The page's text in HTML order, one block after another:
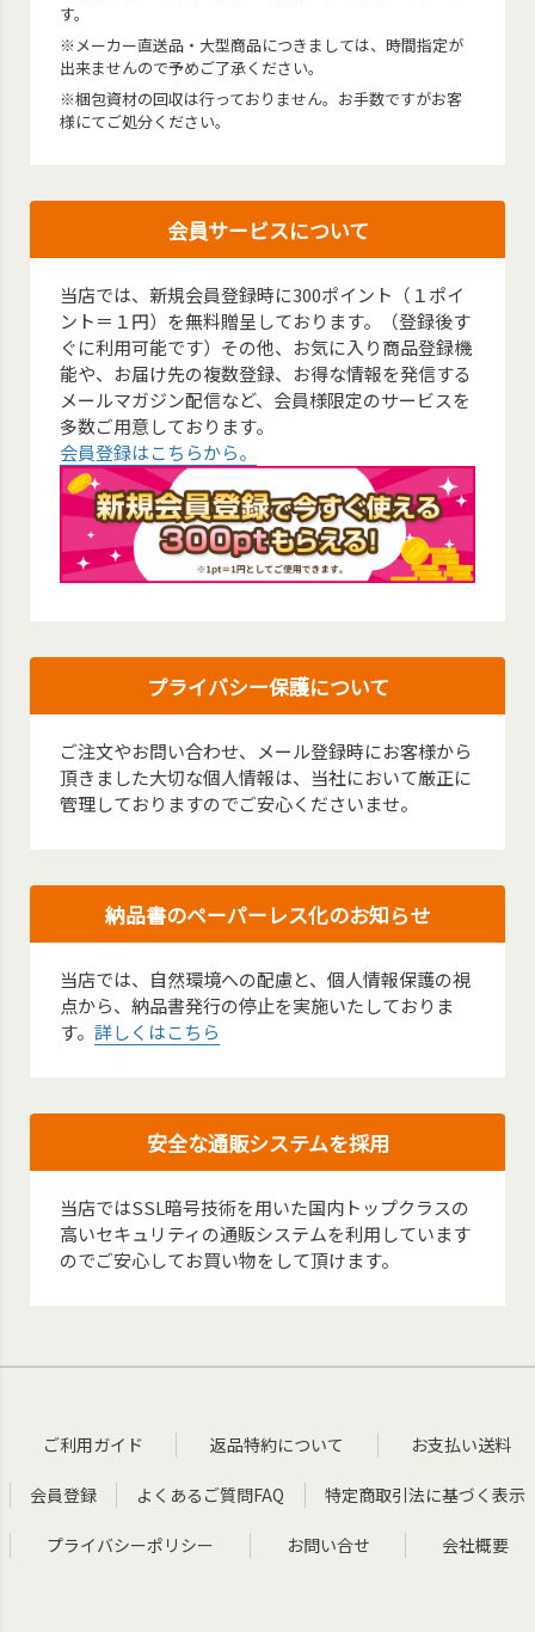
す。
※メーカー直送品・大型商品につきましては、時間指定が
出来ませんので予めご了承ください。
※梱包資材の回収は行っておりません。お手数ですがお客
様にてご処分ください。
会員サービスについて
当店では、新規会員登録時に300ポイント（１ポイ
ント＝１円）を無料贈呈しております。（登録後す
ぐに利用可能です）その他、お気に入り商品登録機
能や、お届け先の複数登録、お得な情報を発信する
メールマガジン配信など、会員様限定のサービスを
多数ご用意しております。
会員登録はこちらから。
プライバシー保護について
ご注文やお問い合わせ、メール登録時にお客様から
頂きました大切な個人情報は、当社において厳正に
管理しておりますのでご安心くださいませ。
納品書のペーパーレス化のお知らせ
当店では、自然環境への配慮と、個人情報保護の視
点から、納品書発行の停止を実施いたしておりま
す。詳しくはこちら
安全な通販システムを採用
当店ではSSL暗号技術を用いた国内トップクラスの
高いセキュリティの通販システムを利用しています
のでご安心してお買い物をして頂けます。
ご利用ガイド 返品特約について お支払い送料
会員登録 よくあるご質問FAQ 特定商取引法に基づく表示
プライバシーポリシー お問い合せ 会社概要